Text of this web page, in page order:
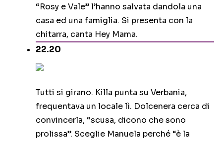
“Rosy e Vale” l’hanno salvata dandola una
casa ed una famiglia. Si presenta con la
chitarra, canta Hey Mama.
22.20
Tutti si girano. Killa punta su Verbania,
frequentava un locale lì. Dolcenera cerca di
convincerla, “scusa, dicono che sono
prolissa”. Sceglie Manuela perché “è la